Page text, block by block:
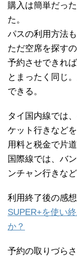
購入は簡単だっ
た。
パスの利用方法も
ただ空席を探す
予約させできれ
とまったく同じ
できる。
タイ国内線では
ケット行きなど
用料と税金で片
国際線では、バ
ンチャン行きな
利用終了後の感
SUPER+を使い
か？
予約の取りづら